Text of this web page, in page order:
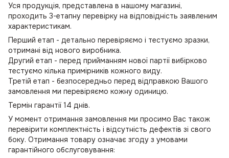
Уся продукція, представлена в нашому магазині,
проходить 3-етапну перевірку на відповідність заявленим
характеристикам.
Перший етап - детально перевіряємо і тестуємо зразки,
отримані від нового виробника.
Другий етап - перед прийманням нової партії вибірково
тестуємо кілька примірників кожного виду.
Третій етап - безпосередньо перед відправкою Вашого
замовлення ми перевіряємо кожну одиницю.
Термін гарантії 14 днів.
У момент отримання замовлення ми просимо Вас також
перевірити комплектність і відсутність дефектів зі свого
боку. Отримання товару означає згоду з умовами
гарантійного обслуговування: